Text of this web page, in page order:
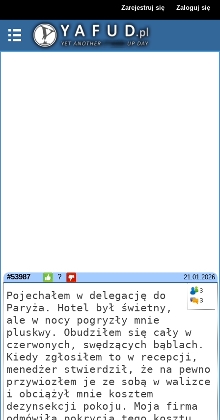
Zarejestruj się Zaloguj się
21.01.2026
#53987 ?
3
3
Pojechałem w delegację do
Paryża. Hotel był świetny,
ale w nocy pogryzły mnie
pluskwy. Obudziłem się cały w
czerwonych, swędzących bąblach.
Kiedy zgłosiłem to w recepcji,
menedżer stwierdził, że na pewno
przywiozłem je ze sobą w walizce
i obciążył mnie kosztem
dezynsekcji pokoju. Moja firma